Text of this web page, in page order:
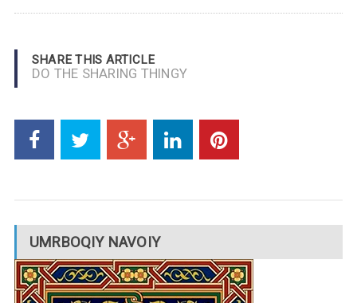
SHARE THIS ARTICLE
DO THE SHARING THINGY
UMRBOQIY NAVOIY